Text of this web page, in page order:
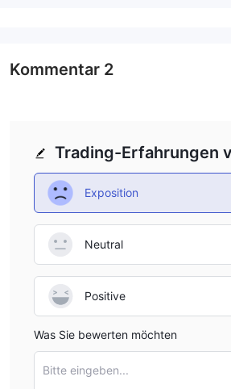
Trading-Erfahrungen
Exposition
Neutral
Positive
Was Sie bewerten möchten
Bitte eingeben...
Kommentar 2